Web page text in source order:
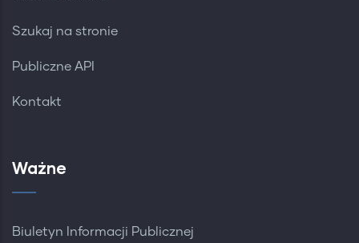
Szukaj na stronie
Publiczne API
Kontakt
Ważne
Biuletyn Informacji Publicznej